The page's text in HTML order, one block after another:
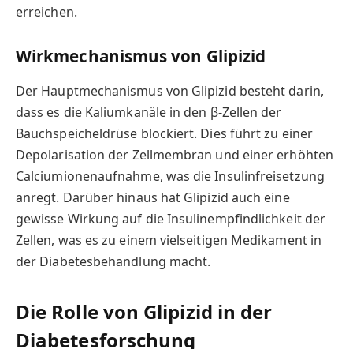
erreichen.
Wirkmechanismus von Glipizid
Der Hauptmechanismus von Glipizid besteht darin,
dass es die Kaliumkanäle in den β-Zellen der
Bauchspeicheldrüse blockiert. Dies führt zu einer
Depolarisation der Zellmembran und einer erhöhten
Calciumionenaufnahme, was die Insulinfreisetzung
anregt. Darüber hinaus hat Glipizid auch eine
gewisse Wirkung auf die Insulinempfindlichkeit der
Zellen, was es zu einem vielseitigen Medikament in
der Diabetesbehandlung macht.
Die Rolle von Glipizid in der
Diabetesforschung